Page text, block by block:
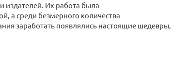
издателей. Их работа была
а среди безмерного количества
заработать появлялись настоящие шедевры,